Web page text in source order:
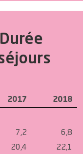
2017 2018
7,2
6,8
20,4 22,1